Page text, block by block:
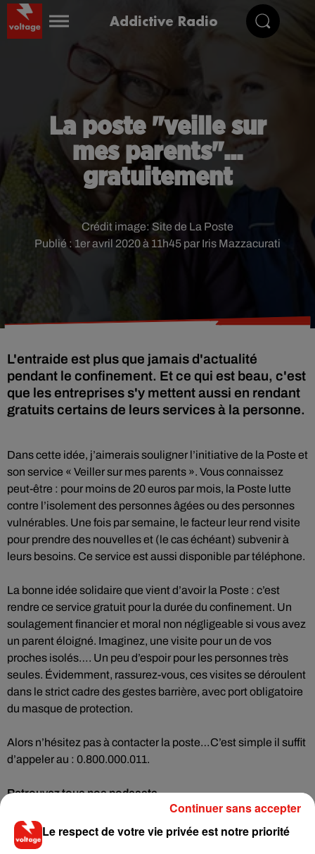
Addictive Radio
La poste "veille sur
mes parents"...
gratuitement
Publié : 1er avril 2020 à 11h45 par Iris Mazzacurati
Crédit image: Site de La Poste
L'entraide est plus que jamais d'actualité
pendant le confinement. Et ce qui est beau, c'est
que les entreprises s'y mettent aussi en rendant
gratuits certains de leurs services à la personne.
Dans cette idée, j’aimerais souligner l’initiative de la Poste et
son service « Veiller sur mes parents ». Vous connaissez
peut-être : pour moins de 20 euros par mois, la Poste lutte
contre l’isolement des personnes âgées ou des personnes
vulnérables. Une fois par semaine, le facteur leur rend visite
pour prendre des nouvelles et (le cas échéant) subvenir à
leurs besoins. Ce service est aussi disponible par téléphone.
La bonne idée solidaire que vient d’avoir la Poste : c’est
rendre ce service gratuit pour la durée du confinement. Un
soulagement financier et moral non négligeable si vous avez
un parent éloigné. Imaginez, une visite pour un de vos
proches isolés…. Un peu d’espoir pour les personnes très
seules. Évidemment, rassurez-vous, ces visites se déroulent
dans le strict cadre des gestes barrière, avec port obligatoire
du masque de protection.
Alors n’hésitez pas à contacter la poste…C’est simple il suffit
d’appeler au : 0.800.000.011.
Retrouvez tous nos podcasts
Le respect de votre vie privée est notre priorité
Continuer sans accepter